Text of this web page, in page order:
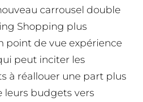
carrousel double
Shopping plus
point de vue expérience
peut inciter les
à réallouer une part plus
leurs budgets vers